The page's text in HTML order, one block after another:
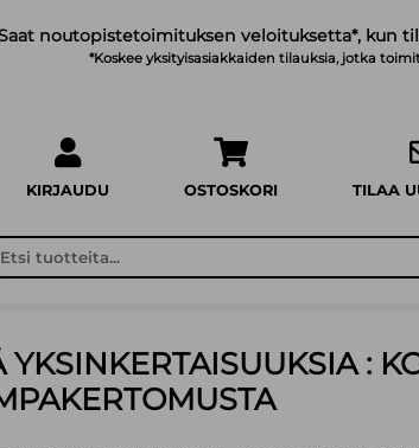
noutopistetoimituksen veloituksetta*, kun
*Koskee yksityisasiakkaiden tilauksia, jotka
KIRJAUDU OSTOSKORI TILAA
YKSINKERTAISUUKSIA :